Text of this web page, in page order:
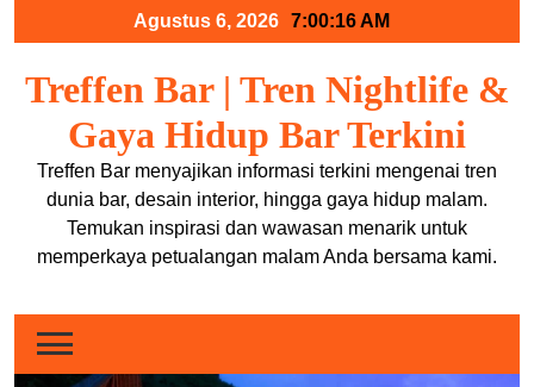
Agustus 6, 2026 7:00:17 AM
Treffen Bar | Tren Nightlife &
Gaya Hidup Bar Terkini
Treffen Bar menyajikan informasi terkini mengenai tren
dunia bar, desain interior, hingga gaya hidup malam.
Temukan inspirasi dan wawasan menarik untuk
memperkaya petualangan malam Anda bersama kami.